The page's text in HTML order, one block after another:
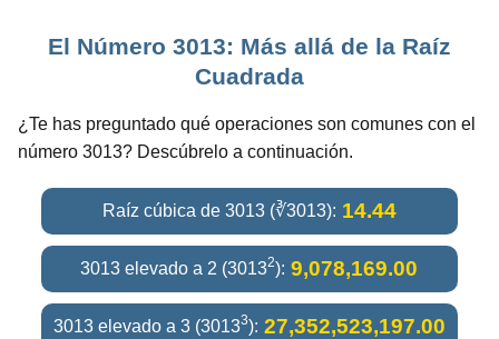
El Número 3013: Más allá de la Raíz
Cuadrada
¿Te has preguntado qué operaciones son comunes con el
número 3013? Descúbrelo a continuación.
Raíz cúbica de 3013 (∛3013): 14.44
3013 elevado a 2 (30132): 9,078,169.00
3013 elevado a 3 (30133): 27,352,523,197.00